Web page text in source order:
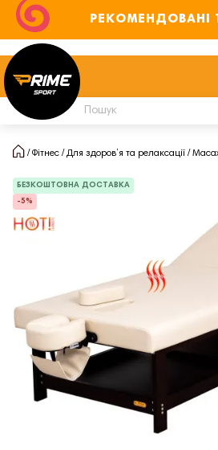
РЕКОМЕНДОВАНІ
Фітнес Для здоров’я та релаксації
БЕЗКОШТОВНА ДОСТАВКА
-5%